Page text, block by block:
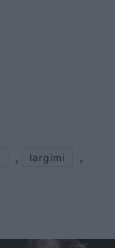
, largimi ,